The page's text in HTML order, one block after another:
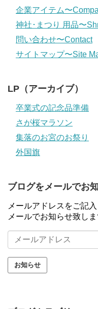
企業アイテム〜
神社･まつり 用品〜
問い合わせ〜Contact
サイトマップ〜Site
LP（アーカイブ）
卒業式の記念品準備
さが桜マラソン
集落のお宮のお祭り
外国旗
ブログをメールでお
メールアドレスをご記
メールでお知らせ致し
ー
ル
ア